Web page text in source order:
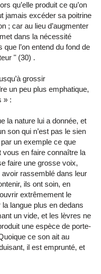
qu’elle produit ce qu’on
jamais excéder sa poitrine
; car au lieu d’augmenter
dans la nécessité
l’on entend du fond de
" (30) .
grossir
un peu plus emphatique,
» :
la nature lui a donnée, et
son qui n’est pas le sien
un exemple ce que
vous en faire connaître la
faire une grosse voix,
rassemblé dans leur
ils ont soin, en
extrêmement le
la langue plus en dedans
un vide, et les lèvres ne
une espèce de porte-
ce son ait au
il est emprunté, et